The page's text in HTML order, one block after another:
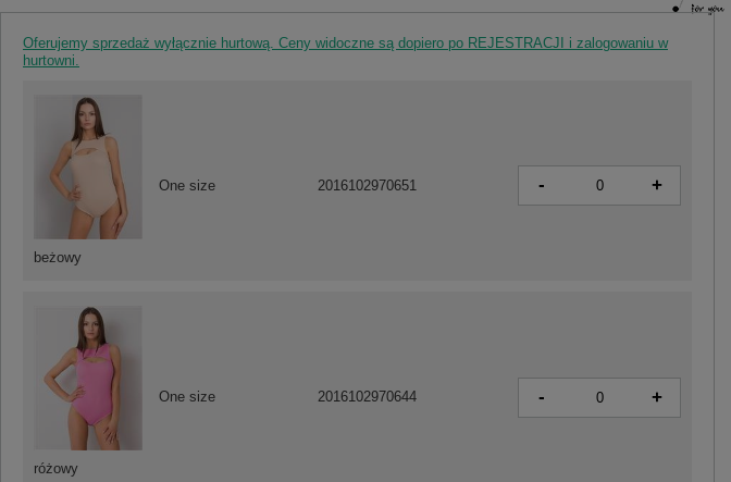
Oferujemy sprzedaż wyłącznie hurtową. Ceny widoczne są dopiero po REJESTRACJI i zalogowaniu w
hurtowni.
różowy
One size 2016102970644 - +
beżowy
One size 2016102970651 - +